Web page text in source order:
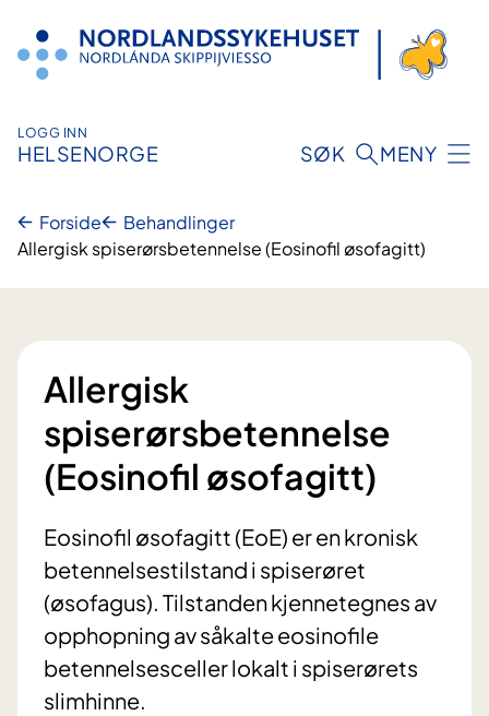
innhold
LOGG INN
HELSENORGE SØK MENY
Forside
Behandlinger
Allergisk spiserørsbetennelse (Eosinofil øsofagitt)
Allergisk
spiserørsbetennelse
(Eosinofil øsofagitt)
Eosinofil øsofagitt (EoE) er en kronisk
betennelsestilstand i spiserøret
(øsofagus). Tilstanden kjennetegnes av
opphopning av såkalte eosinofile
betennelsesceller lokalt i spiserørets
slimhinne.